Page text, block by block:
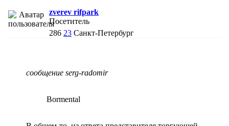
zverev rifpark
Посетитель
286 23 Санкт-Петербург
сообщение serg-radomir
Bormental